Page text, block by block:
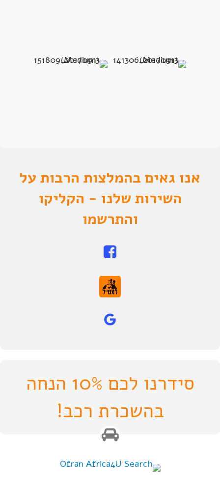
אנו גאים בהמלצות הרבות על
השירות שלנו - הקליקו
והתרשמו
סידרנו לכם 10% הנחה
בהשכרת רכב!